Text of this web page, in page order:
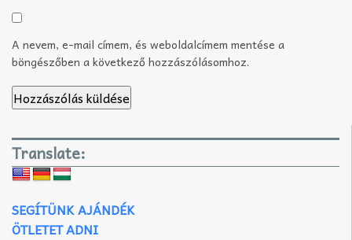
A nevem, e-mail címem, és weboldalcímem mentése a
böngészőben a következő hozzászólásomhoz.
Translate:
SEGÍTÜNK AJÁNDÉK
ÖTLETET ADNI